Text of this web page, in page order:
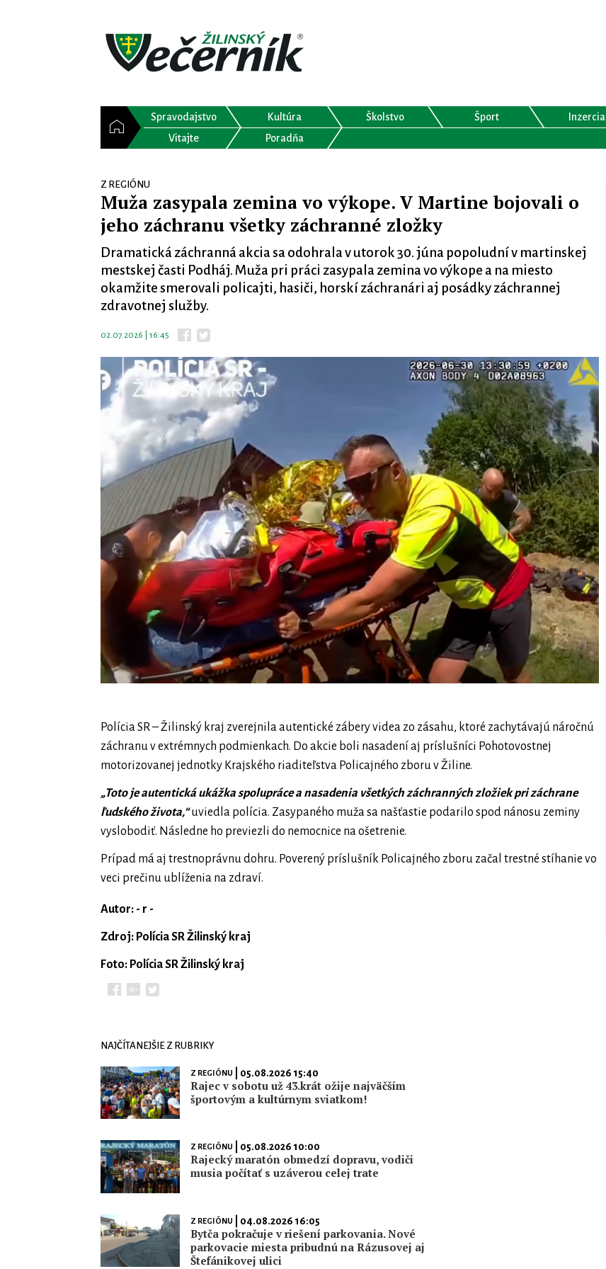
Spravodajstvo Kultúra Školstvo Šport Inzercia
Vitajte
Poradňa
Z REGIÓNU
Muža zasypala zemina vo výkope. V Martine bojovali o
jeho záchranu všetky záchranné zložky
Dramatická záchranná akcia sa odohrala v utorok 30. júna popoludní v martinskej
mestskej časti Podháj. Muža pri práci zasypala zemina vo výkope a na miesto
okamžite smerovali policajti, hasiči, horskí záchranári aj posádky záchrannej
zdravotnej služby.
02.07.2026 | 16:45
Polícia SR – Žilinský kraj zverejnila autentické zábery videa zo zásahu, ktoré zachytávajú náročnú
záchranu v extrémnych podmienkach. Do akcie boli nasadení aj príslušníci Pohotovostnej
motorizovanej jednotky Krajského riaditeľstva Policajného zboru v Žiline.
„Toto je autentická ukážka spolupráce a nasadenia všetkých záchranných zložiek pri záchrane
ľudského života,“uviedla polícia. Zasypaného muža sa našťastie podarilo spod nánosu zeminy
vyslobodiť. Následne ho previezli do nemocnice na ošetrenie.
Prípad má aj trestnoprávnu dohru. Poverený príslušník Policajného zboru začal trestné stíhanie vo
veci prečinu ublíženia na zdraví.
Autor: - r -
Zdroj: Polícia SR Žilinský kraj
Foto: Polícia SR Žilinský kraj
NAJČÍTANEJŠIE Z RUBRIKY
Z REGIÓNU | 05.08.2026 15:40
Rajec v sobotu už 43.krát ožije najväčším
športovým a kultúrnym sviatkom!
Z REGIÓNU | 05.08.2026 10:00
Rajecký maratón obmedzí dopravu, vodiči
musia počítať s uzáverou celej trate
Z REGIÓNU | 04.08.2026 16:05
Bytča pokračuje v riešení parkovania. Nové
parkovacie miesta pribudnú na Rázusovej aj
Štefánikovej ulici